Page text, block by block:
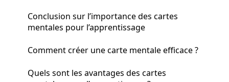
Conclusion sur l’importance des cartes
mentales pour l’apprentissage
Comment créer une carte mentale efficace ?
Quels sont les avantages des cartes